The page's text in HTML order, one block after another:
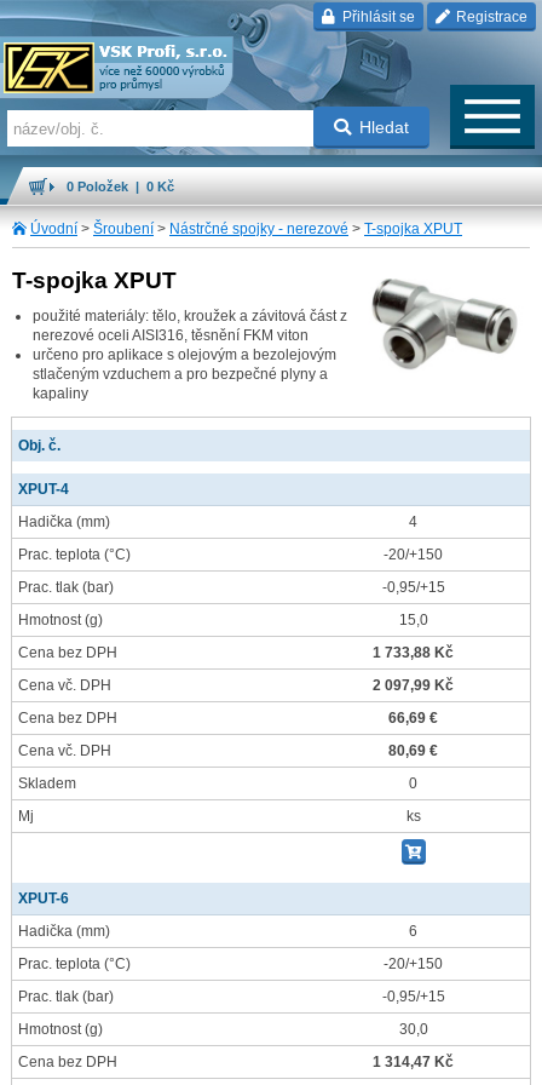
Přihlásit se Registrace
Hledat
0 Položek | 0 Kč
Úvodní > Šroubení > Nástrčné spojky - nerezové > T-spojka XPUT
T-spojka XPUT
použité materiály: tělo, kroužek a závitová část z
nerezové oceli AISI316, těsnění FKM viton
určeno pro aplikace s olejovým a bezolejovým
stlačeným vzduchem a pro bezpečné plyny a
kapaliny
Obj. č.
XPUT-4
Hadička (mm)
4
Prac. teplota (°C)
-20/+150
Prac. tlak (bar)
-0,95/+15
Hmotnost(g)
15,0
Cena bez DPH
1 733,88 Kč
Cena vč. DPH
2 097,99 Kč
Cena bez DPH
66,69 €
Cena vč. DPH
80,69 €
Skladem
0
Mj
ks
XPUT-6
Hadička (mm)
6
Prac. teplota (°C)
-20/+150
Prac. tlak (bar)
-0,95/+15
Hmotnost(g)
30,0
Cena bez DPH
1 314,47 Kč